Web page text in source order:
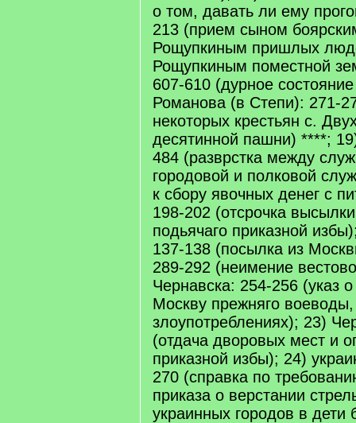
о том, давать ли ему
213 (прием сыном
Рощупкиным пришлых
Рощупкиным поместной
607-610 (дурное
Романова (в Степи): 271-
некоторых крестьян с.
десятинной пашни) ****;
484 (разврстка между
городовой и полковой
к сбору явочных денег с
198-202 (отсрочка
подьячаго приказной
137-138 (посылка из
289-292 (неимение
Чернавска: 254-256 (указ
Москву прежняго
злоупотреблениях); 23)
(отдача дворовых мест и
приказной избы); 24)
270 (справка по
приказа о верстании
украинных городов в дети